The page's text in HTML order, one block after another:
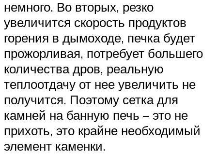
немного. Во вторых, резко
увеличится скорость продуктов
горения в дымоходе, печка будет
прожорливая, потребует большего
количества дров, реальную
теплоотдачу от нее увеличить не
получится. Поэтому сетка для
камней на банную печь – это не
прихоть, это крайне необходимый
элемент каменки.